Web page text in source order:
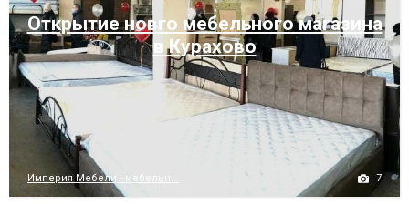
Открытие новго мебельного магазина
в Курахово
Империя Мебели - мебельн... 7